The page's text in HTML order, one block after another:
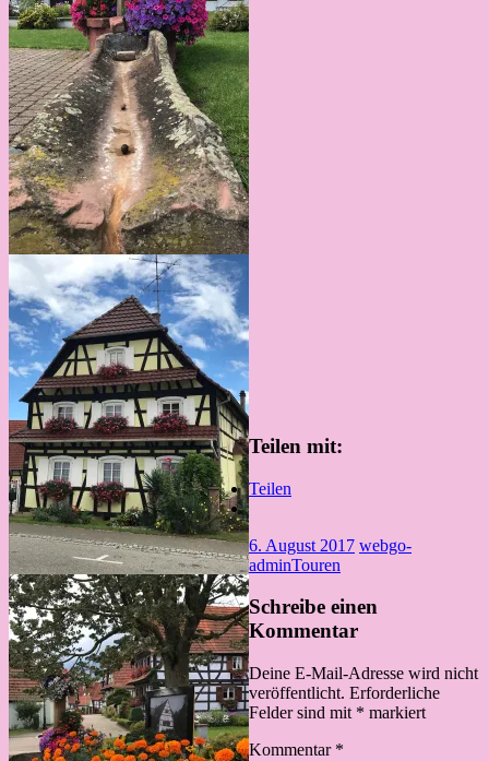
Teilen mit:
Teilen
6. August 2017 webgo-
adminTouren
Schreibe einen
Kommentar
Deine E-Mail-Adresse wird nicht
veröffentlicht. Erforderliche
Felder sind mit * markiert
Kommentar *